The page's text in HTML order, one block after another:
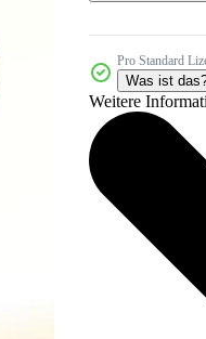
Pro Standard
Was ist
Weitere